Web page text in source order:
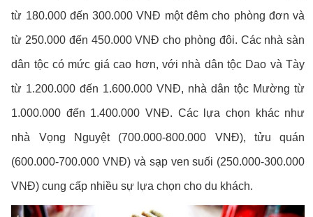
từ 180.000 đến 300.000 VNĐ một đêm cho phòng đơn và
từ 250.000 đến 450.000 VNĐ cho phòng đôi. Các nhà sàn
dân tộc có mức giá cao hơn, với nhà dân tộc Dao và Tày
từ 1.200.000 đến 1.600.000 VNĐ, nhà dân tộc Mường từ
1.000.000 đến 1.400.000 VNĐ. Các lựa chọn khác như
nhà Vọng Nguyệt (700.000-800.000 VNĐ), tửu quán
(600.000-700.000 VNĐ) và sạp ven suối (250.000-300.000
VNĐ) cung cấp nhiều sự lựa chọn cho du khách.